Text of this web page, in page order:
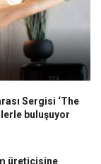
Sergisi ‘The
buluşuyor
üreticisine